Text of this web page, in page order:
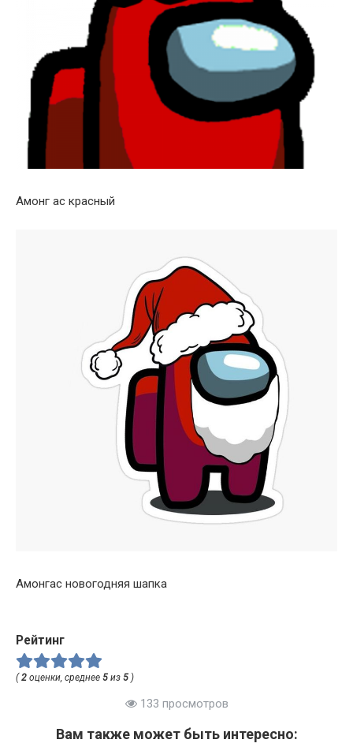
Амонг ас красный
Амонгас новогодняя шапка
Рейтинг
(2 оценки, среднее 5 из 5 )
133 просмотров
Вам также может быть интересно: